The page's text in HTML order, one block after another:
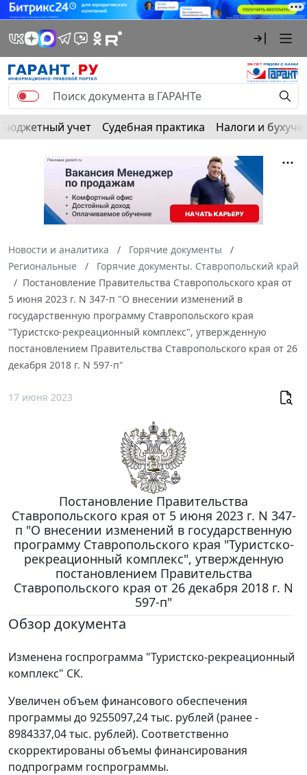
Бюджетный учет Судебная практика Налоги и
Новости и аналитика
Горячие документы
Региональные
Горячие документы. Ставропольский край
Постановление Правительства Ставропольского края от
5 июня 2023 г. N 347-п "О внесении изменений в
государственную программу Ставропольского края
"Туристско-рекреационный комплекс", утвержденную
постановлением Правительства Ставропольского края от 26
декабря 2018 г. N 597-п"
17 июня 2023
Постановление Правительства
Ставропольского края от 5 июня 2023 г. N 347-
п "О внесении изменений в государственную
программу Ставропольского края "Туристско-
рекреационный комплекс", утвержденную
постановлением Правительства
Ставропольского края от 26 декабря 2018 г. N
597-п"
Обзор документа
Изменена госпрограмма "Туристско-рекреационный
комплекс" СК.
Увеличен объем финансового обеспечения
программы до 9255097,24 тыс. рублей (ранее -
8984337,04 тыс. рублей). Соответственно
скорректированы объемы финансирования
подпрограмм госпрограммы.